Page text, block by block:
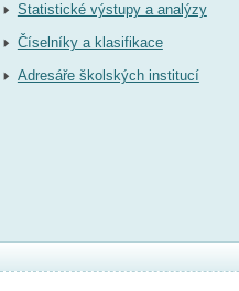
Statistické výstupy a analýzy
Číselníky a klasifikace
Adresáře školských institucí